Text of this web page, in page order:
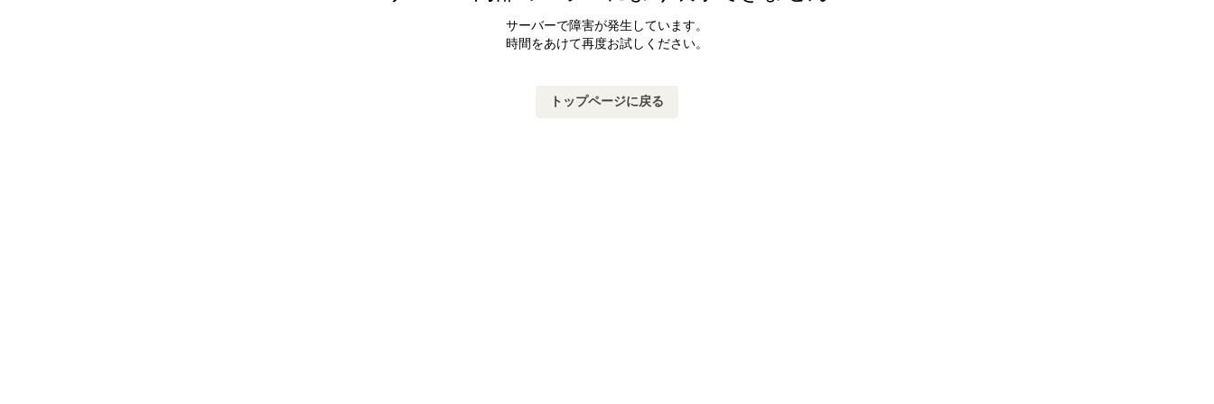
サーバーで障害が発生しています。
時間をあけて再度お試しください。
トップページに戻る